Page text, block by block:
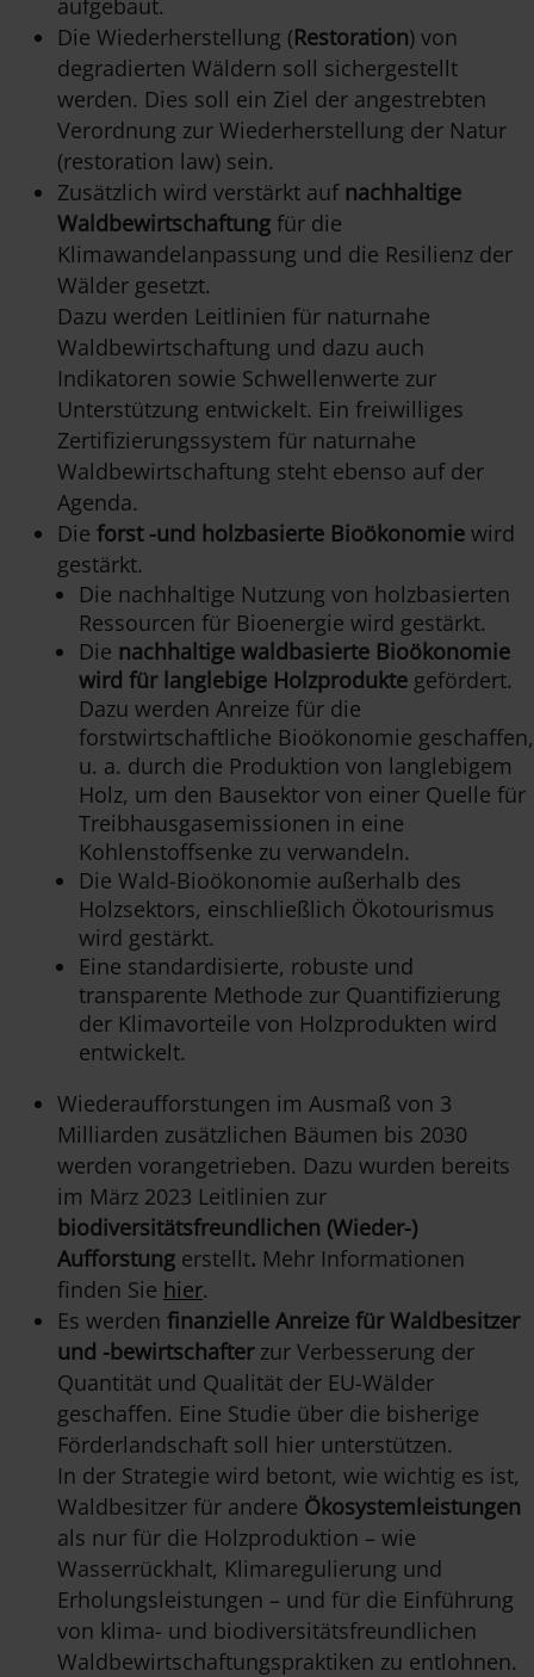
aufgebaut.
Die Wiederherstellung (Restoration) von
degradierten Wäldern soll sichergestellt
werden. Dies soll ein Ziel der angestrebten
Verordnung zur Wiederherstellung der Natur
(restoration law) sein.
Zusätzlich wird verstärkt auf nachhaltige
Waldbewirtschaftung für die
Klimawandelanpassung und die Resilienz der
Wälder gesetzt.
Dazu werden Leitlinien für naturnahe
Waldbewirtschaftung und dazu auch
Indikatoren sowie Schwellenwerte zur
Unterstützung entwickelt. Ein freiwilliges
Zertifizierungssystem für naturnahe
Waldbewirtschaftung steht ebenso auf der
Agenda.
Die forst -und holzbasierte Bioökonomie wird
gestärkt.
Die nachhaltige Nutzung von holzbasierten
Ressourcen für Bioenergie wird gestärkt.
Die nachhaltige waldbasierte Bioökonomie
wird für langlebige Holzprodukte gefördert.
Dazu werden Anreize für die
forstwirtschaftliche Bioökonomie geschaffen,
u. a. durch die Produktion von langlebigem
Holz, um den Bausektor von einer Quelle für
Treibhausgasemissionen in eine
Kohlenstoffsenke zu verwandeln.
Die Wald-Bioökonomie außerhalb des
Holzsektors, einschließlich Ökotourismus
wird gestärkt.
Eine standardisierte, robuste und
transparente Methode zur Quantifizierung
der Klimavorteile von Holzprodukten wird
entwickelt.
Wiederaufforstungen im Ausmaß von 3
Milliarden zusätzlichen Bäumen bis 2030
werden vorangetrieben. Dazu wurden bereits
im März 2023 Leitlinien zur
biodiversitätsfreundlichen (Wieder-)
Aufforstung erstellt. Mehr Informationen
finden Sie hier.
Es werden finanzielle Anreize für Waldbesitzer
und -bewirtschafterzur Verbesserung der
Quantität und Qualität der EU-Wälder
geschaffen. Eine Studie über die bisherige
Förderlandschaft soll hier unterstützen.
In der Strategie wird betont, wie wichtig es ist,
Waldbesitzer für andere Ökosystemleistungen
als nur für die Holzproduktion – wie
Wasserrückhalt, Klimaregulierung und
Erholungsleistungen – und für die Einführung
von klima- und biodiversitätsfreundlichen
Waldbewirtschaftungspraktiken zu entlohnen.